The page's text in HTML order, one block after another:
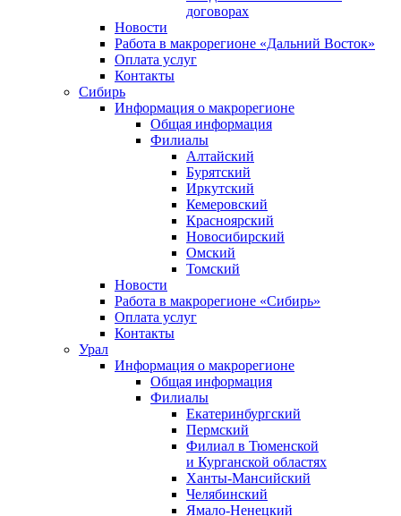
договорах
Новости
Работа в макрорегионе «Дальний Восток»
Оплата услуг
Контакты
Сибирь
Информация о макрорегионе
Общая информация
Филиалы
Алтайский
Бурятский
Иркутский
Кемеровский
Красноярский
Новосибирский
Омский
Томский
Новости
Работа в макрорегионе «Сибирь»
Оплата услуг
Контакты
Урал
Информация о макрорегионе
Общая информация
Филиалы
Екатеринбургский
Пермский
Филиал в Тюменской
и Курганской областях
Ханты-Мансийский
Челябинский
Ямало-Ненецкий